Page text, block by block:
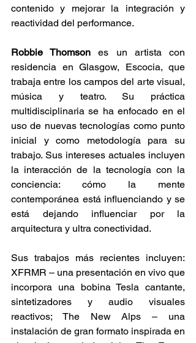
contenido y mejorar la integración y
reactividad del performance.
Robbie Thomson es un artista con
residencia en Glasgow, Escocia, que
trabaja entre los campos del arte visual,
música y teatro. Su práctica
multidisciplinaria se ha enfocado en el
uso de nuevas tecnologías como punto
inicial y como metodología para su
trabajo. Sus intereses actuales incluyen
la interacción de la tecnología con la
conciencia: cómo la mente
contemporánea está influenciando y se
está dejando influenciar por la
arquitectura y ultra conectividad.
Sus trabajos más recientes incluyen:
XFRMR – una presentación en vivo que
incorpora una bobina Tesla cantante,
sintetizadores y audio visuales
reactivos; The New Alps – una
instalación de gran formato inspirada en